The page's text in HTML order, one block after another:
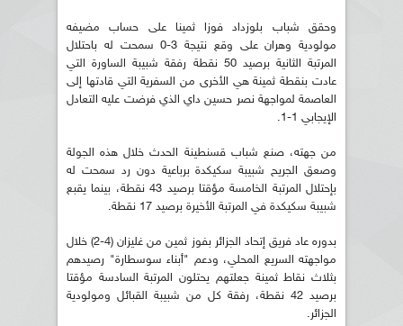
وحقق شباب بلوزداد فوزا ثمينا على حساب مضيفه
مولودية وهران على وقع نتيجة 3-0 سمحت له باحتلال
المرتبة الثانية برصيد 50 نقطة رفقة شبيبة الساورة التي
عادت بنقطة ثمينة هي الأخرى من السفرية التي قادتها إلى
العاصمة لمواجهة نصر حسين داي الذي فرضت عليه التعادل
الإيجابي 1-1.
من جهته، صنع شباب قسنطينة الحدث خلال هذه الجولة
وصعق الجريح شبيبة سكيكدة برباعية دون رد سمحت له
بإحتلال المرتبة الخامسة مؤقتا برصيد 43 نقطة، بينما يقبع
شبيبة سكيكدة في المرتبة الأخيرة برصيد 17 نقطة.
بدوره عاد فريق إتحاد الجزائر بفوز ثمين من غليزان (4-2) خلال
مواجهته السريع المحلي، ودعم "أبناء سوسطارة" رصيدهم
بثلاث نقاط ثمينة جعلتهم يحتلون المرتبة السادسة مؤقتا
برصيد 42 نقطة، رفقة كل من شبيبة القبائل ومولودية
الجزائر.